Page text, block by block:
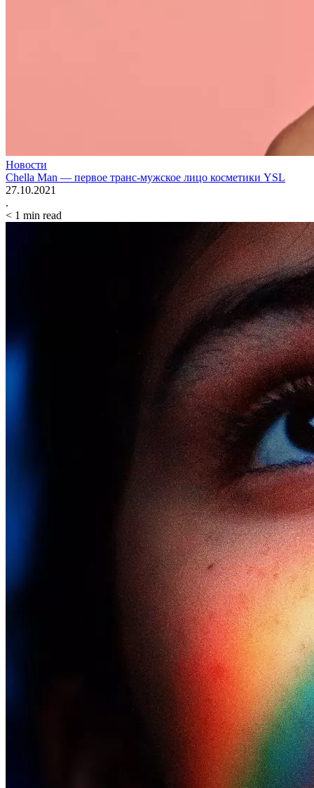
Новости
Chella Man — первое транс-мужское лицо косметики YSL
27.10.2021
.
< 1 min read